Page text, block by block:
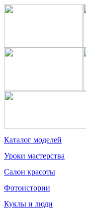
Каталог моделей
Уроки мастерства
Салон красоты
Фотоистории
Куклы и люди